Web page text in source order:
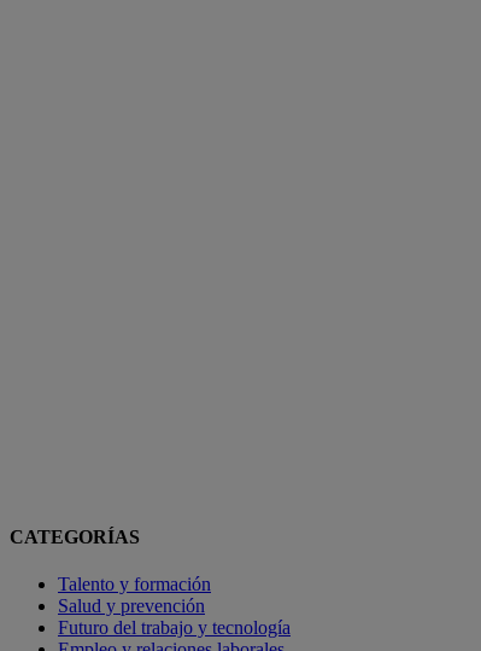
CATEGORÍAS
Talento y formación
Salud y prevención
Futuro del trabajo y tecnología